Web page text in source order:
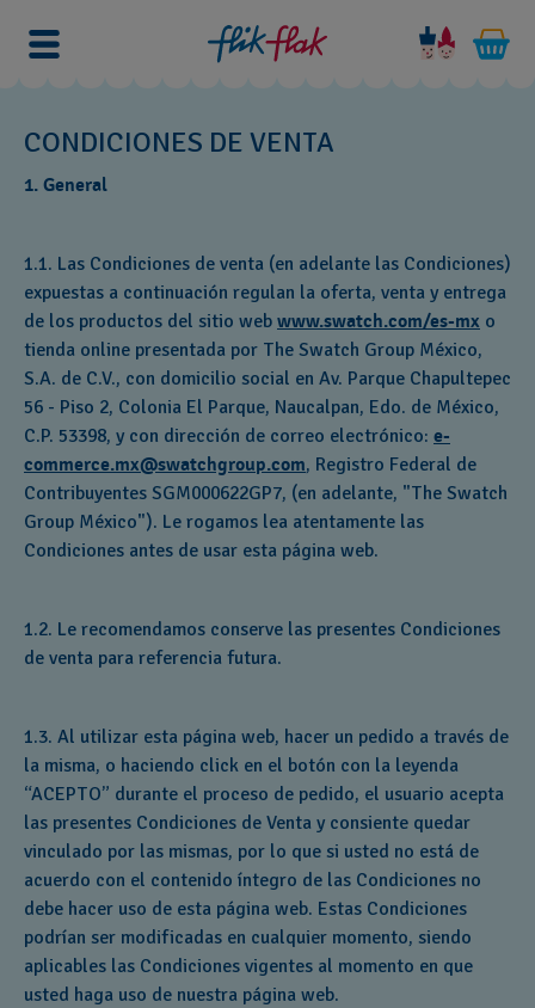
CONDICIONES DE VENTA
1. General
1.1. Las Condiciones de venta (en adelante las Condiciones)
expuestas a continuación regulan la oferta, venta y entrega
de los productos del sitio web www.swatch.com/es-mx o
tienda online presentada por The Swatch Group México,
S.A. de C.V., con domicilio social en Av. Parque Chapultepec
56 - Piso 2, Colonia El Parque, Naucalpan, Edo. de México,
C.P. 53398, y con dirección de correo electrónico: e-
commerce.mx@swatchgroup.com, Registro Federal de
Contribuyentes SGM000622GP7, (en adelante, "The Swatch
Group México"). Le rogamos lea atentamente las
Condiciones antes de usar esta página web.
1.2. Le recomendamos conserve las presentes Condiciones
de venta para referencia futura.
1.3. Al utilizar esta página web, hacer un pedido a través de
la misma, o haciendo click en el botón con la leyenda
“ACEPTO” durante el proceso de pedido, el usuario acepta
las presentes Condiciones de Venta y consiente quedar
vinculado por las mismas, por lo que si usted no está de
acuerdo con el contenido íntegro de las Condiciones no
debe hacer uso de esta página web. Estas Condiciones
podrían ser modificadas en cualquier momento, siendo
aplicables las Condiciones vigentes al momento en que
usted haga uso de nuestra página web.